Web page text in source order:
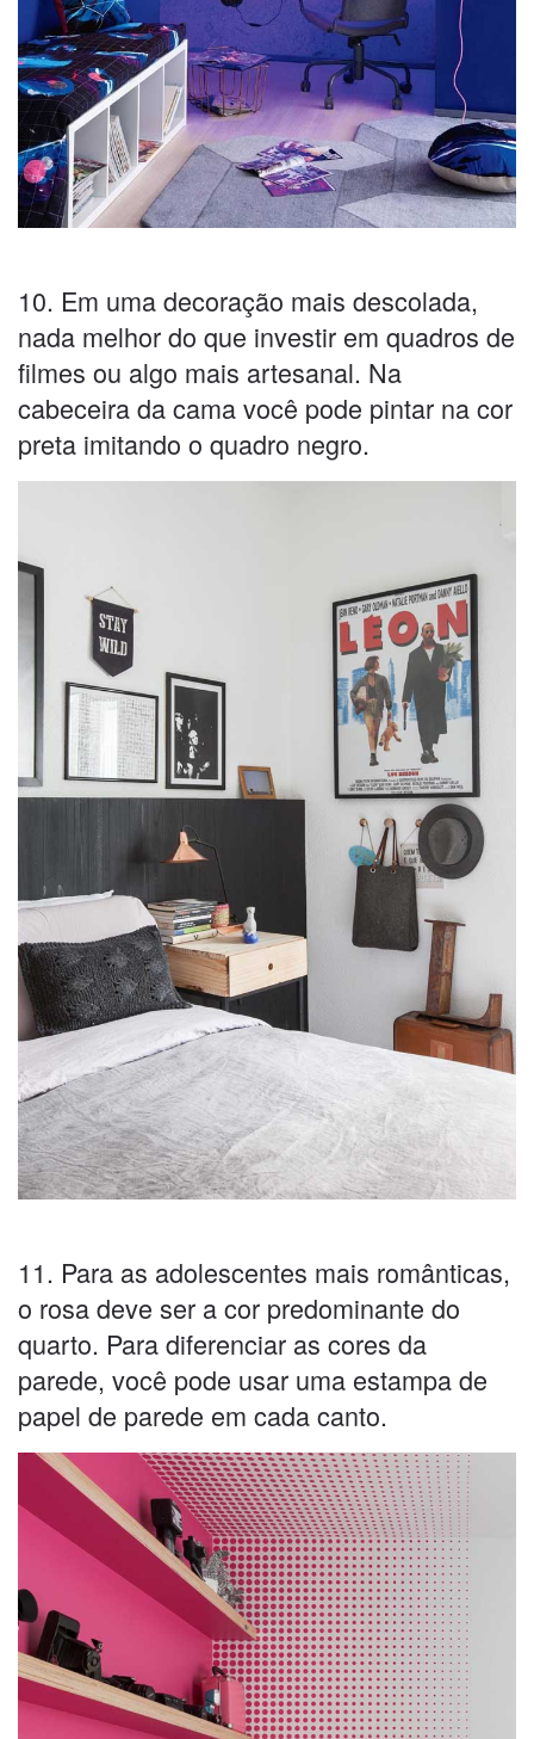
10. Em uma decoração mais descolada,
nada melhor do que investir em quadros de
filmes ou algo mais artesanal. Na
cabeceira da cama você pode pintar na cor
preta imitando o quadro negro.
11. Para as adolescentes mais românticas,
o rosa deve ser a cor predominante do
quarto. Para diferenciar as cores da
parede, você pode usar uma estampa de
papel de parede em cada canto.